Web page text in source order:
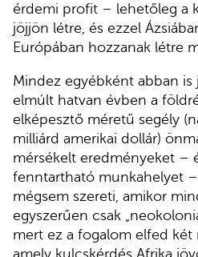
érdemi profit – lehetőleg a
jöjjön létre, és ezzel
Európában hozzanak létre
Mindez egyébként abban is
elmúlt hatvan évben a
elképesztő méretű segély
milliárd amerikai dollár)
mérsékelt eredményeket –
fenntartható munkahelyet
mégsem szereti, amikor
egyszerűen csak
mert ez a fogalom elfed
amely kulcskérdés Afrika